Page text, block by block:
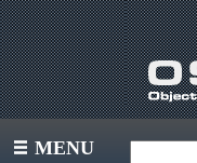
III MENU